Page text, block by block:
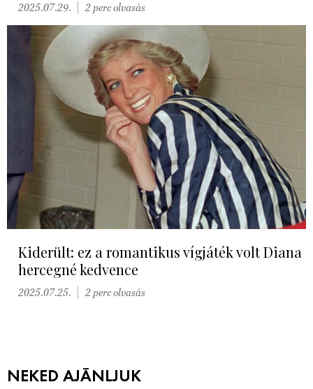
2025.07.29. 2 perc olvasás
Kiderült: ez a romantikus vígjáték volt Diana
hercegné kedvence
2025.07.25. 2 perc olvasás
NEKED AJÁNLJUK